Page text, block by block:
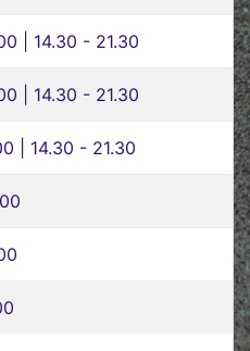
| 14.30 - 21.30
| 14.30 - 21.30
| 14.30 - 21.30